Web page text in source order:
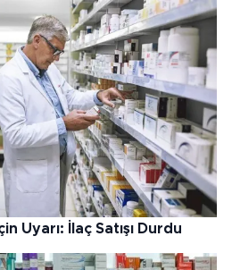
Uyarı: İlaç Satışı Durdu